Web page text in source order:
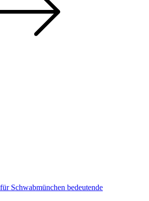
Schwabmünchen bedeutende